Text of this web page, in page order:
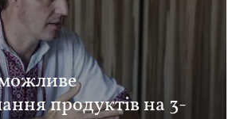
продуктів на 3-